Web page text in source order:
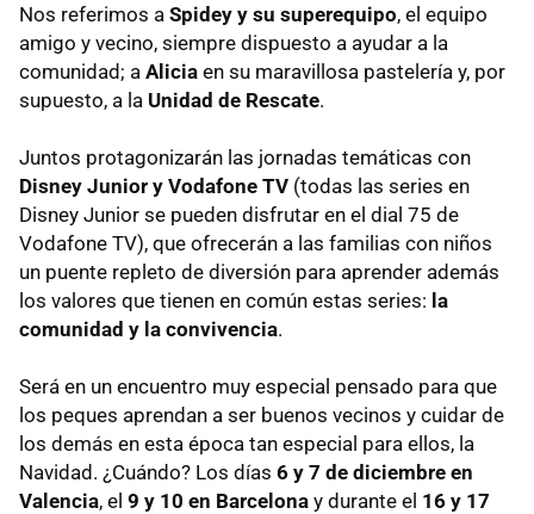
Nos referimos a Spidey y su superequipo, el equipo
amigo y vecino, siempre dispuesto a ayudar a la
comunidad; a Alicia en su maravillosa pastelería y, por
supuesto, a la Unidad de Rescate.
Juntos protagonizarán las jornadas temáticas con
Disney Junior y Vodafone TV (todas las series en
Disney Junior se pueden disfrutar en el dial 75 de
Vodafone TV), que ofrecerán a las familias con niños
un puente repleto de diversión para aprender además
los valores que tienen en común estas series: la
comunidad y la convivencia.
Será en un encuentro muy especial pensado para que
los peques aprendan a ser buenos vecinos y cuidar de
los demás en esta época tan especial para ellos, la
Navidad. ¿Cuándo? Los días 6 y 7 de diciembre en
Valencia, el 9 y 10 en Barcelona y durante el 16 y 17